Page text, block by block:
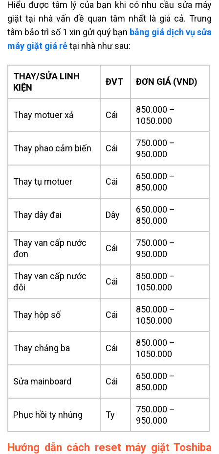
Hiểu được tâm lý của bạn khi có nhu cầu sửa máy
giặt tại nhà vấn đề quan tâm nhất là giá cả. Trung
tâm bảo trì số 1 xin gửi quý bạn bảng giá dịch vụ sửa
máy giặt giá rẻtại nhà như sau:
THAY/SỬA LINH
KIỆN
ĐVT ĐƠN GIÁ (VND)
Thay motuer xả Cái
850.000 –
1050.000
Thay phao cảm biến Cái
750.000 –
950.000
Thay tụ motuer Cái
650.000 –
850.000
Thay dây đai Dây
650.000 –
850.000
Thay van cấp nước
đơn
Cái
750.000 –
950.000
Thay van cấp nước
đôi
Cái
850.000 –
1050.000
Thay hộp số Cái
850.000 –
1050.000
Thay chảng ba Cái
850.000 –
1050.000
Sửa mainboard Cái
650.000 –
850.000
Phục hồi ty nhúng Ty
750.000 –
950.000
Hướng dẫn cách reset máy giặt Toshiba